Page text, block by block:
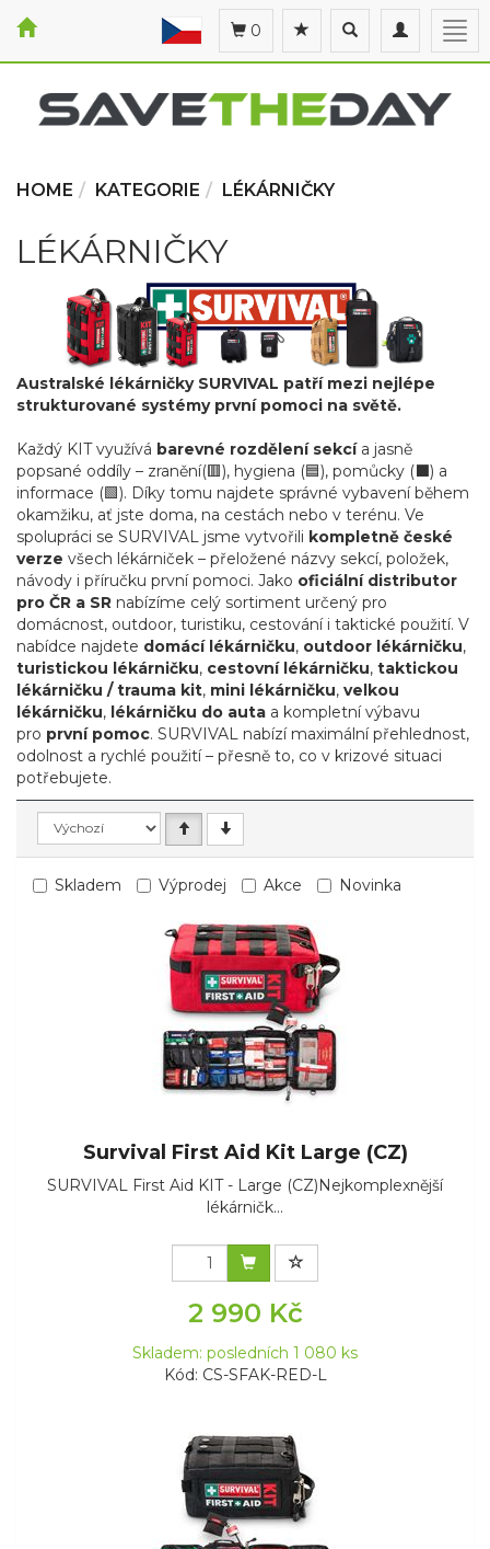
Toggle
navigation
Toggle
search
0
HOME KATEGORIE LÉKÁRNIČKY
LÉKÁRNIČKY
Australské lékárničky SURVIVAL patří mezi nejlépe
strukturované systémy první pomoci na světě.
Každý KIT využívá barevné rozdělení sekcía jasně
popsané oddíly – zranění(🟥), hygiena (🟦), pomůcky (⬛) a
informace (🟩). Díky tomu najdete správné vybavení během
okamžiku, ať jste doma, na cestách nebo v terénu. Ve
spolupráci se SURVIVAL jsme vytvořili kompletně české
verze všech lékárniček – přeložené názvy sekcí, položek,
návody i příručku první pomoci. Jako oficiální distributor
pro ČR a SR nabízíme celý sortiment určený pro
domácnost, outdoor, turistiku, cestování i taktické použití. V
nabídce najdete domácí lékárničku, outdoor lékárničku,
turistickou lékárničku, cestovní lékárničku, taktickou
lékárničku / trauma kit, mini lékárničku, velkou
lékárničku, lékárničku do auta a kompletní výbavu
pro první pomoc. SURVIVAL nabízí maximální přehlednost,
odolnost a rychlé použití – přesně to, co v krizové situaci
potřebujete.
Skladem Výprodej Akce Novinka
Survival First Aid Kit Large (CZ)
SURVIVAL First Aid KIT - Large (CZ)Nejkomplexnější
lékárničk...
2 990 Kč
Skladem: posledních 1 080 ks
Kód: CS-SFAK-RED-L